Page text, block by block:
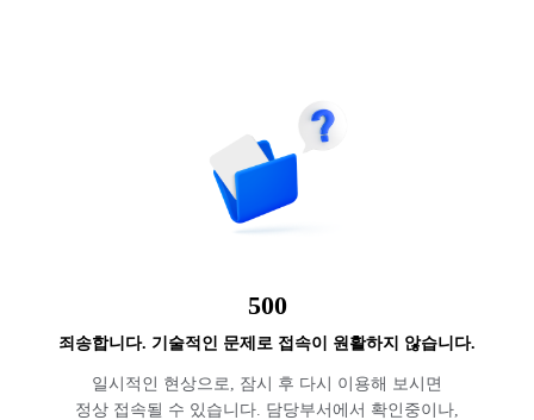
500
죄송합니다. 기술적인 문제로 접속이 원활하지 않습니다.
일시적인 현상으로, 잠시 후 다시 이용해 보시면
정상 접속될 수 있습니다. 담당부서에서 확인중이나,